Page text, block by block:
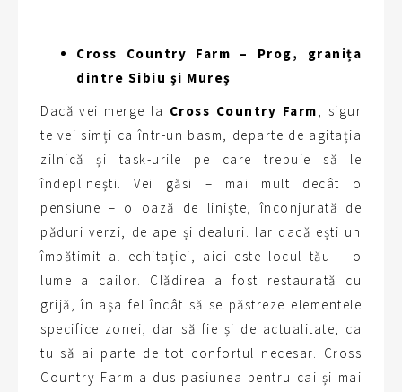
Cross Country Farm – Prog, granița
dintre Sibiu și Mureș
Dacă vei merge la Cross Country Farm, sigur
te vei simți ca într-un basm, departe de agitația
zilnică și task-urile pe care trebuie să le
îndeplinești. Vei găsi – mai mult decât o
pensiune – o oază de liniște, înconjurată de
păduri verzi, de ape și dealuri. Iar dacă ești un
împătimit al echitației, aici este locul tău – o
lume a cailor. Clădirea a fost restaurată cu
grijă, în așa fel încât să se păstreze elementele
specifice zonei, dar să fie și de actualitate, ca
tu să ai parte de tot confortul necesar. Cross
Country Farm a dus pasiunea pentru cai și mai